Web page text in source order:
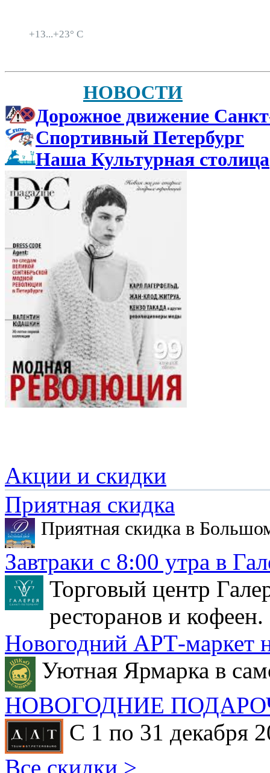
+13...+23° C
НОВОСТИ
Дорожное движение
Спортивный Петербург
Наша Культурная столица
Акции и скидки
Приятная скидка
Приятная скидка в
Завтраки с 8:00 утра в
Торговый центр
ресторанов и кофеен.
Новогодний АРТ-маркет
Уютная Ярмарка в
НОВОГОДНИЕ
С 1 по 31 декабря
Все скидки >